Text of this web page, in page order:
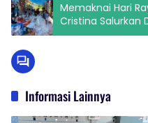
Memaknai Hari
Cristina Salurkan
Informasi Lainnya